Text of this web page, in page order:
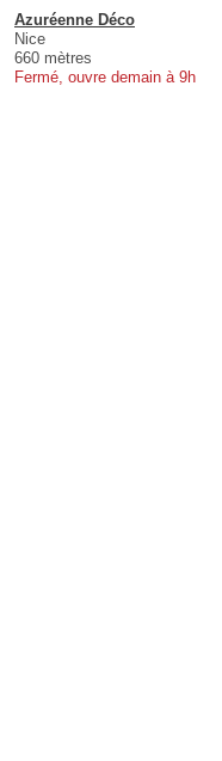
Azuréenne Déco
Nice
660 mètres
Fermé, ouvre demain à 9h